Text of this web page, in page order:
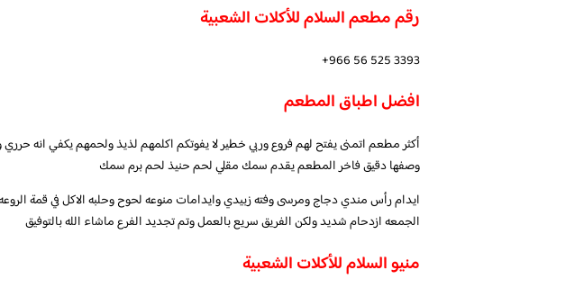
رقم مطعم السلام للأكلات الشعبية
افضل اطباق المطعم
أكثر مطعم اتمنى يفتح لهم فروع وربي خطير لا يفوتكم اكلمهم لذيذ ولحمهم يكفي انه
وصفها دقيق فاخر المطعم يقدم سمك مقلي لحم حنيذ لحم برم سمك
ايدام رأس مندي دجاج ومرسى وفته زبيدي وايدامات منوعه لحوح وحلبه الاكل في قمة
الجمعه ازدحام شديد ولكن الفريق سريع بالعمل وتم تجديد الفرع ماشاء الله بالتوفيق
منيو السلام للأكلات الشعبية